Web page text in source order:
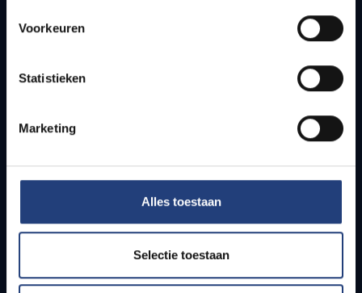
Voorkeuren
Statistieken
Marketing
Alles toestaan
Selectie toestaan
How to get to the VUB campuses
Students
PhD students
Teachers and secondary schools